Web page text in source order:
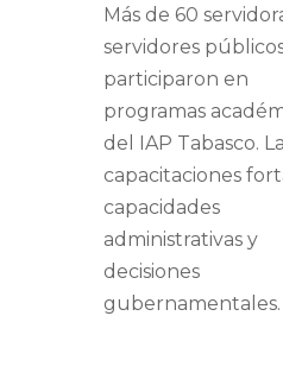
Más de 60
servidores
participaron en
programas
del IAP Tabasco.
capacitaciones
capacidades
administrativas y
decisiones
gubernamentales.